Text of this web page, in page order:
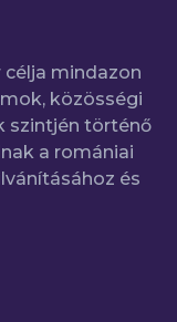
mindazon
közösségi
szintjén történő
a romániai
és